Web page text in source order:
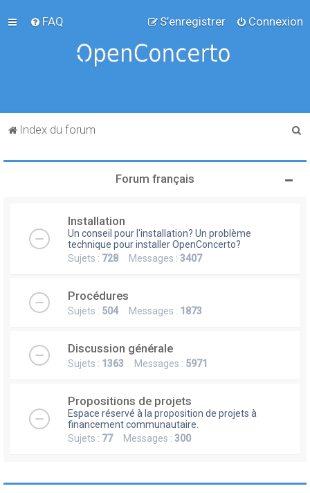
FAQ Connexion
S’enregistrer
Index du forum
Forum français
Installation
Un conseil pour l'installation? Un problème
technique pour installer OpenConcerto?
Sujets : 728 Messages : 3407
Procédures
Sujets : 504Messages : 1873
Discussion générale
Sujets : 1363 Messages : 5971
Propositions de projets
Espace réservé à la proposition de projets à
financement communautaire.
Sujets : 77Messages : 300